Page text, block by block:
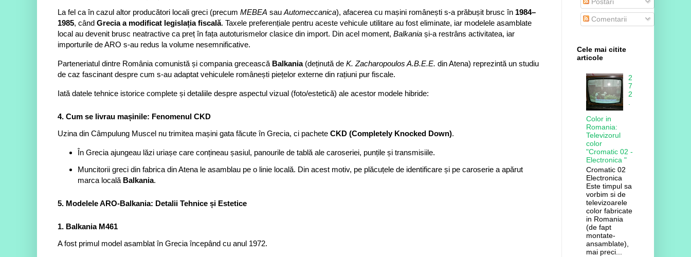
La fel ca în cazul altor producători locali greci (precum MEBEA sau Automeccanica), afacerea cu mașini românești s-a prăbușit brusc în 1984–
1985, când Grecia a modificat legislația fiscală. Taxele preferențiale pentru aceste vehicule utilitare au fost eliminate, iar modelele asamblate
local au devenit brusc neatractive ca preț în fața autoturismelor clasice din import. Din acel moment, Balkania și-a restrâns activitatea, iar
importurile de ARO s-au redus la volume nesemnificative.
Parteneriatul dintre România comunistă și compania grecească Balkania(deținută de K. Zacharopoulos A.B.E.E. din Atena) reprezintă un studiu
de caz fascinant despre cum s-au adaptat vehiculele românești piețelor externe din rațiuni pur fiscale.
Iată datele tehnice istorice complete și detaliile despre aspectul vizual (foto/estetică) ale acestor modele hibride:
4. Cum se livrau mașinile: Fenomenul CKD
Uzina din Câmpulung Muscel nu trimitea mașini gata făcute în Grecia, ci pachete CKD (Completely Knocked Down).
În Grecia ajungeau lăzi uriașe care conțineau șasiul, panourile de tablă ale caroseriei, punțile și transmisiile.
Muncitorii greci din fabrica din Atena le asamblau pe o linie locală. Din acest motiv, pe plăcuțele de identificare și pe caroserie a apărut
marca locală Balkania.
5. Modelele ARO-Balkania: Detalii Tehnice și Estetice
1. Balkania M461
A fost primul model asamblat în Grecia începând cu anul 1972.
Comentarii
Cele mai citite
articole
2
7
2
.
Color in
Romania:
Televizorul
color
"Cromatic 02 -
Electronica "
Cromatic 02
Electronica
Este timpul sa
vorbim si de
televizoarele
color fabricate
in Romania
(de fapt
montate-
ansamblate),
mai preci...